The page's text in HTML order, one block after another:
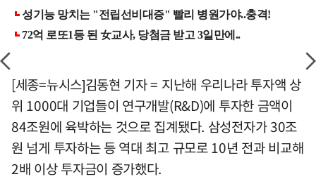
[세종=뉴시스]김동현 기자 = 지난해 우리나라 투자액 상
위 1000대 기업들이 연구개발(R&D)에 투자한 금액이
84조원에 육박하는 것으로 집계됐다. 삼성전자가 30조
원 넘게 투자하는 등 역대 최고 규모로 10년 전과 비교해
2배 이상 투자금이 증가했다.